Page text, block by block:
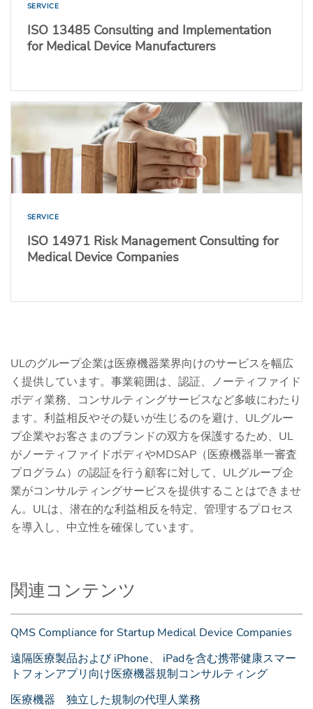
SERVICE
ISO 13485 Consulting and Implementation
for Medical Device Manufacturers
SERVICE
ISO 14971 Risk Management Consulting for
Medical Device Companies
ULのグループ企業は医療機器業界向けのサービスを幅広
く提供しています。事業範囲は、認証、ノーティファイド
ボディ業務、コンサルティングサービスなど多岐にわたり
ます。利益相反やその疑いが生じるのを避け、ULグルー
プ企業やお客さまのブランドの双方を保護するため、UL
がノーティファイドボディやMDSAP（医療機器単一審査
プログラム）の認証を行う顧客に対して、ULグループ企
業がコンサルティングサービスを提供することはできませ
ん。ULは、潜在的な利益相反を特定、管理するプロセス
を導入し、中立性を確保しています。
関連コンテンツ
QMS Compliance for Startup Medical Device Companies
遠隔医療製品および iPhone、 iPadを含む携帯健康スマー
トフォンアプリ向け医療機器規制コンサルティング
医療機器 独立した規制の代理人業務